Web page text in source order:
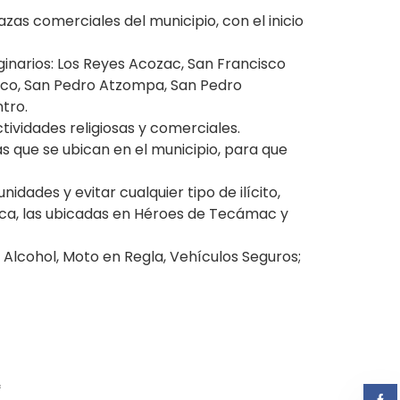
comerciales del municipio, con el inicio
Los Reyes Acozac, San Francisco
San Pedro Atzompa, San Pedro
religiosas y comerciales.
se ubican en el municipio, para que
y evitar cualquier tipo de ilícito,
las ubicadas en Héroes de Tecámac y
Moto en Regla, Vehículos Seguros;